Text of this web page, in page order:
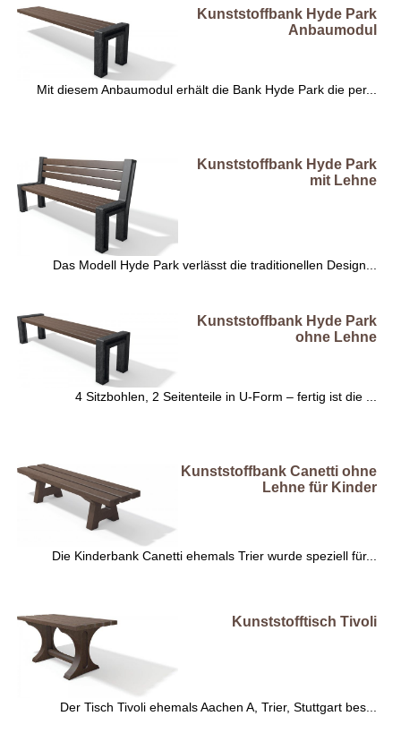
Kunststoffbank Hyde Park
Anbaumodul
Mit diesem Anbaumodul erhält die Bank Hyde Park die per...
Kunststoffbank Hyde Park
mit Lehne
Das Modell Hyde Park verlässt die traditionellen Design...
Kunststoffbank Hyde Park
ohne Lehne
4 Sitzbohlen, 2 Seitenteile in U-Form – fertig ist die ...
Kunststoffbank Canetti ohne
Lehne für Kinder
Die Kinderbank Canetti ehemals Trier wurde speziell für...
Kunststofftisch Tivoli
Der Tisch Tivoli ehemals Aachen A, Trier, Stuttgart bes...